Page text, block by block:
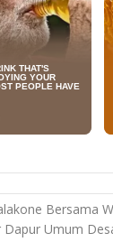
Bersama
Dapur Umum